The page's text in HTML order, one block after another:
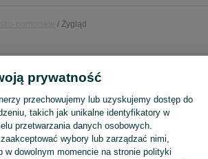
Żygląd
Skorzystaj z największego serwisu ogłoszeniowego - Żygląd i okolice! Kupuj to, czego pragniesz i sprzedawaj to, czego już nie potrzebujesz! Zobacz
prywatność
przechowujemy lub uzyskujemy dostęp do
takich jak unikalne identyfikatory w
przetwarzania danych osobowych.
wybory lub zarządzać nimi,
w dowolnym momencie na stronie polityki